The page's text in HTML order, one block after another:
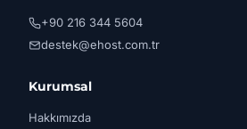
+90 216 344 5604
destek@ehost.com.tr
Kurumsal
Hakkımızda